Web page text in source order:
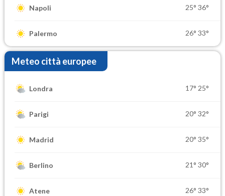
Napoli 25° 36°
Palermo 26° 33°
Meteo città europee
Londra 17° 25°
Parigi 20° 32°
Madrid 20° 35°
Berlino 21° 30°
Atene 26° 33°